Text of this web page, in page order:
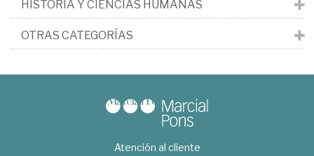
HISTORIA Y CIENCIAS HUMANAS
OTRAS CATEGORÍAS
Atención al cliente